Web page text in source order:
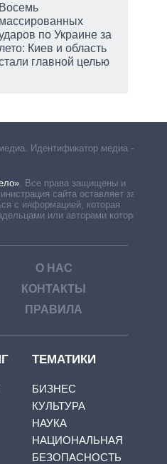
Восемь
массированных
по Украине за
лето: Киев и область
главной целью
Идентификатор медиа –
Все права защищены и
сайта оставляет за
с информацией, которая
или авторами которой
О НАС
КОНТАКТЫ
ПРАВИЛА
ТЕМАТИКИ
БИЗНЕС
КУЛЬТУРА
НАУКА
НАЦИОНАЛЬНАЯ
БЕЗОПАСНОСТЬ